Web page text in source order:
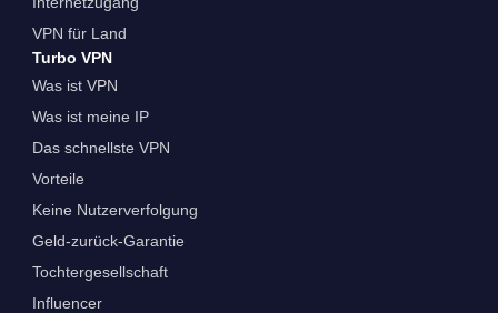
VPN für Land
Turbo VPN
Was ist VPN
Was ist meine IP
Das schnellste VPN
Vorteile
Keine Nutzerverfolgung
Geld-zurück-Garantie
Tochtergesellschaft
Influencer